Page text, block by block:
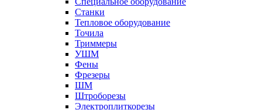
Станки
Тепловое оборудование
Точила
Триммеры
УШМ
Фены
Фрезеры
ШМ
Штроборезы
Электроплиткорезы